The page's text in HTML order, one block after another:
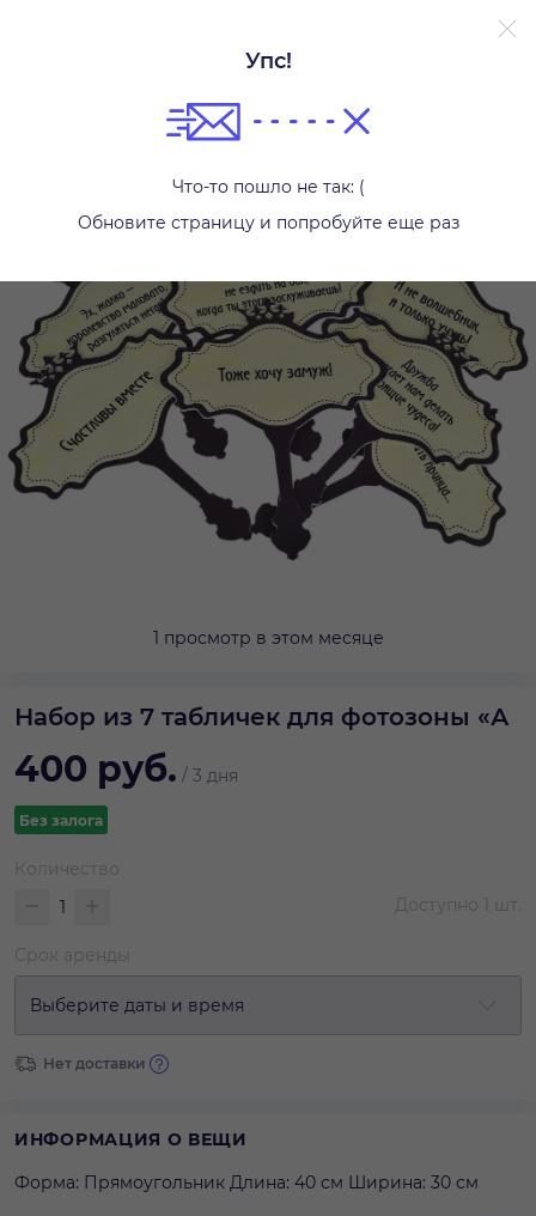
Упс!
Что-то пошло не так: (
Обновите страницу и попробуйте еще раз
1 просмотр в этом месяце
Набор из 7 табличек для фотозоны «А
400 руб. / 3 дня
Без залога
Количество
Доступно 1 шт.
Срок аренды
Выберите даты и время
Нет доставки
ИНФОРМАЦИЯ О ВЕЩИ
Форма: Прямоугольник Длина: 40 см Ширина: 30 см